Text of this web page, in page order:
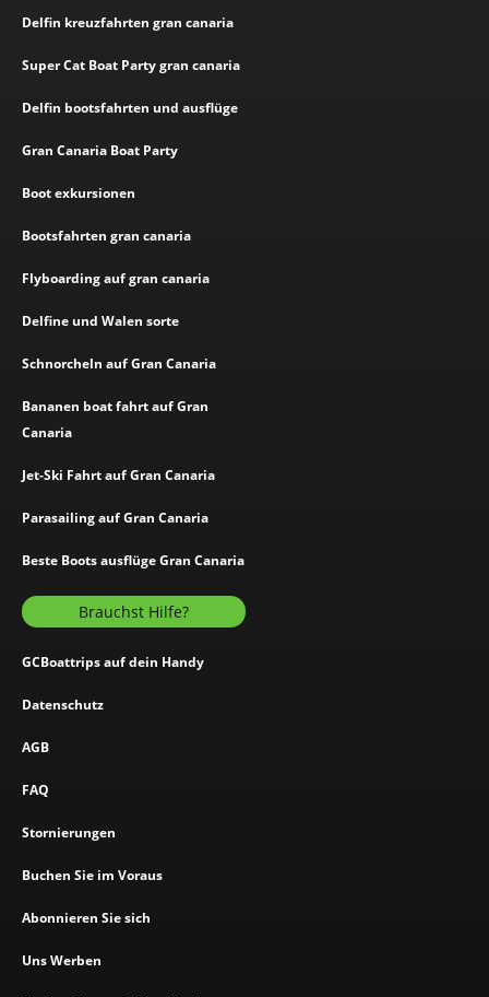
Delfin kreuzfahrten gran canaria
Super Cat Boat Party gran canaria
Delfin bootsfahrten und ausflüge
Gran Canaria Boat Party
Boot exkursionen
Bootsfahrten gran canaria
Flyboarding auf gran canaria
Delfine und Walen sorte
Schnorcheln auf Gran Canaria
Bananen boat fahrt auf Gran
Canaria
Jet-Ski Fahrt auf Gran Canaria
Parasailing auf Gran Canaria
Beste Boots ausflüge Gran Canaria
Brauchst Hilfe?
GCBoattrips auf dein Handy
Datenschutz
AGB
FAQ
Stornierungen
Buchen Sie im Voraus
Abonnieren Sie sich
Uns Werben